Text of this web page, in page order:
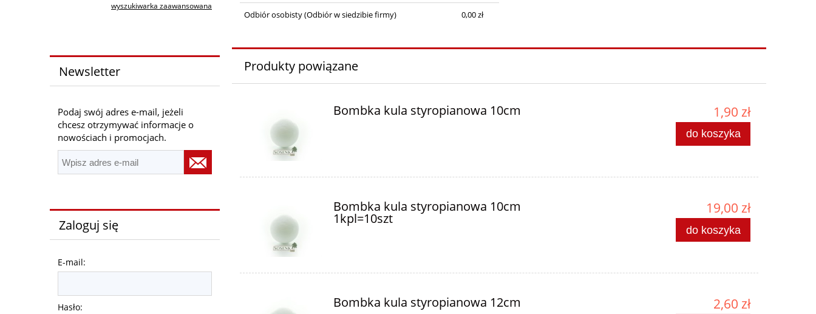
wyszukiwarka zaawansowana
Newsletter
Podaj swój adres e-mail, jeżeli
chcesz otrzymywać informacje o
nowościach i promocjach.
Zaloguj się
E-mail:
Hasło:
Odbiór osobisty(Odbiór w siedzibie firmy) 0,00 zł
Produkty powiązane
Bombka kula styropianowa 10cm 1,90 zł
do koszyka
Bombka kula styropianowa 10cm
1kpl=10szt
19,00 zł
do koszyka
Bombka kula styropianowa 12cm 2,60 zł